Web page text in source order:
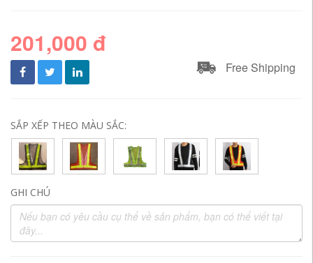
201,000 đ
Free Shipping
SẮP XẾP THEO MÀU SẮC:
GHI CHÚ